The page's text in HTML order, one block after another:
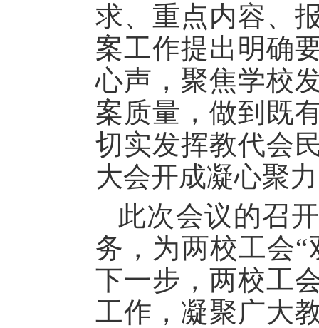
求、重点内容、
案工作提出明确
心声，聚焦学校
案质量，做到既
切实发挥教代会
大会开成凝心聚
此次会议的召
务，为两校工会
下一步，两校工
工作，凝聚广大